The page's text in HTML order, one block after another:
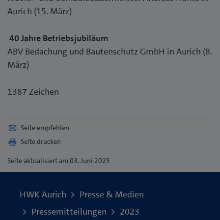
Aurich (15. März)
40 Jahre Betriebsjubiläum
ABV Bedachung und Bautenschutz GmbH in Aurich (8.
März)
1387 Zeichen
Seite empfehlen
Seite drucken
Seiteaktualisiert am 03. Juni 2025
HWK Aurich
Presse & Medien
Pressemitteilungen
2023